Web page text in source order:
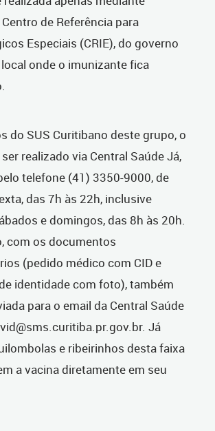
de Referência para
Especiais (CRIE), do governo
onde o imunizante fica
do SUS Curitibano deste grupo, o
realizado via Central Saúde Já,
telefone (41) 3350-9000, de
das 7h às 22h, inclusive
e domingos, das 8h às 20h.
com os documentos
(pedido médico com CID e
identidade com foto), também
para o email da Central Saúde
. Já
e ribeirinhos desta faixa
a vacina diretamente em seu